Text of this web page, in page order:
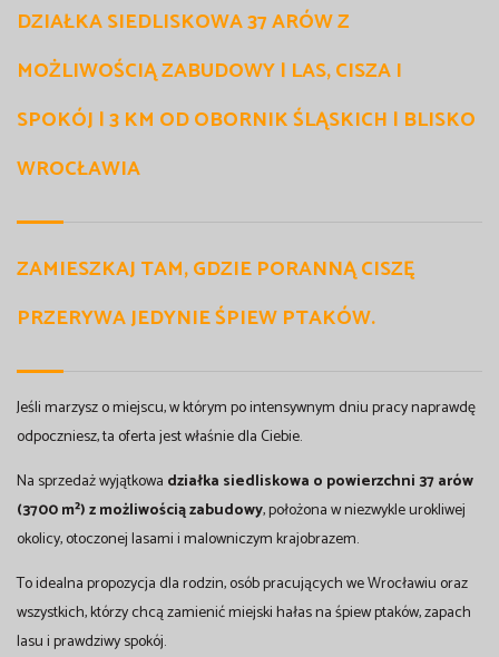
DZIAŁKA SIEDLISKOWA 37 ARÓW Z
MOŻLIWOŚCIĄ ZABUDOWY | LAS, CISZA I
SPOKÓJ | 3 KM OD OBORNIK ŚLĄSKICH | BLISKO
WROCŁAWIA
ZAMIESZKAJ TAM, GDZIE PORANNĄ CISZĘ
PRZERYWA JEDYNIE ŚPIEW PTAKÓW.
Jeśli marzysz o miejscu, w którym po intensywnym dniu pracy naprawdę
odpoczniesz, ta oferta jest właśnie dla Ciebie.
Na sprzedaż wyjątkowa działka siedliskowa o powierzchni 37 arów
(3700 m²) z możliwością zabudowy, położona w niezwykle urokliwej
okolicy, otoczonej lasami i malowniczym krajobrazem.
To idealna propozycja dla rodzin, osób pracujących we Wrocławiu oraz
wszystkich, którzy chcą zamienić miejski hałas na śpiew ptaków, zapach
lasu i prawdziwy spokój.